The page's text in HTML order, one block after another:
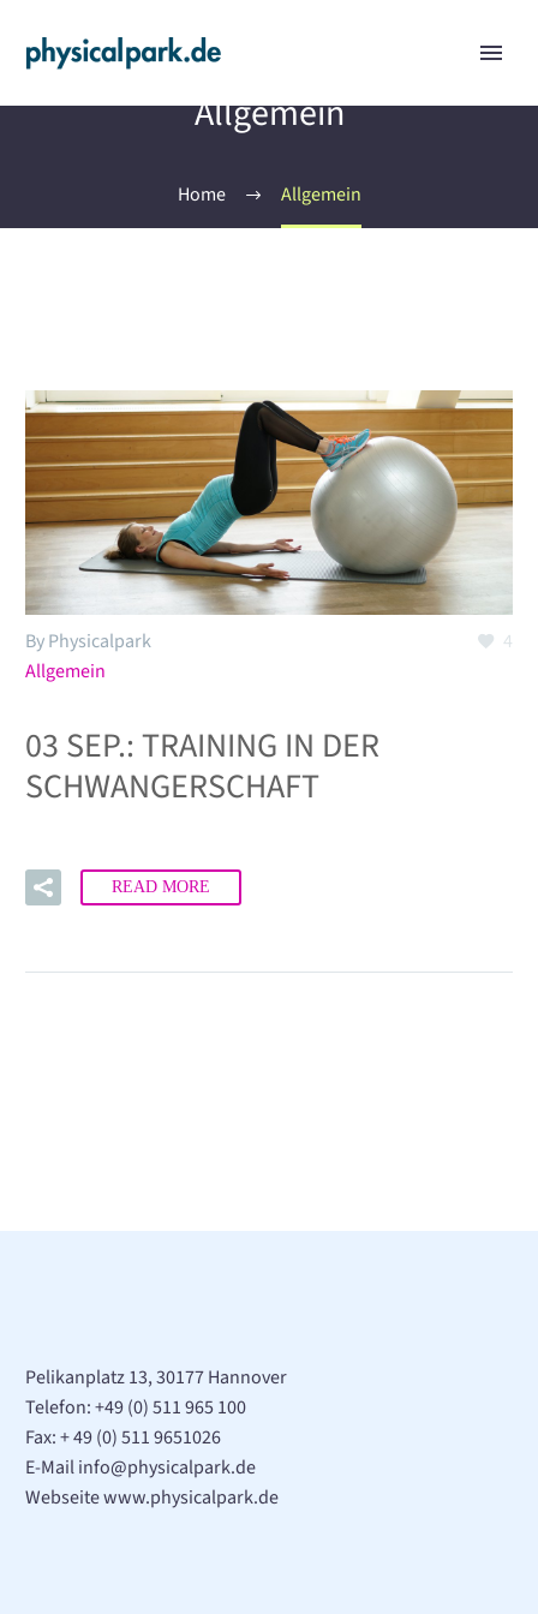
Allgemein
Home Allgemein
4
By Physicalpark
Allgemein
03 SEP.: TRAINING IN DER
SCHWANGERSCHAFT
READ MORE
Pelikanplatz 13, 30177 Hannover
Telefon:+49 (0) 511 965 100
Fax: + 49 (0) 511 9651026
E-Mailinfo@physicalpark.de
Webseite www.physicalpark.de